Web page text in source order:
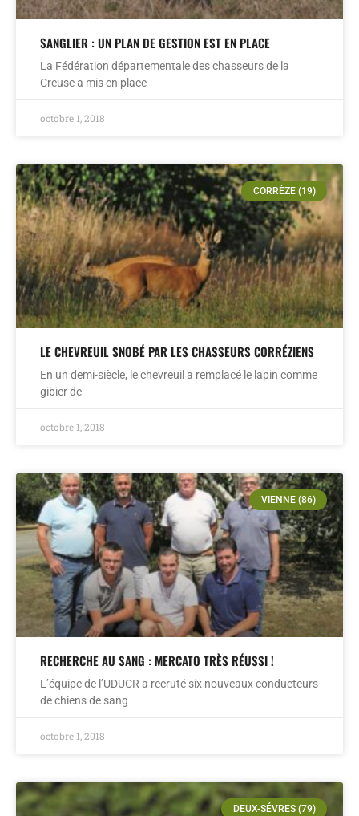
SANGLIER : UN PLAN DE GESTION EST EN PLACE
La Fédération départementale des chasseurs de la
Creuse a mis en place
octobre 1, 2018
CORRÈZE (19)
LE CHEVREUIL SNOBÉ PAR LES CHASSEURS CORRÉZIENS
En un demi-siècle, le chevreuil a remplacé le lapin comme
gibier de
octobre 1, 2018
VIENNE (86)
RECHERCHE AU SANG : MERCATO TRÈS RÉUSSI !
L’équipe de l’UDUCR a recruté six nouveaux conducteurs
de chiens de sang
octobre 1, 2018
DEUX-SÉVRES (79)